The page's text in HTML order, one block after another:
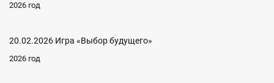
2026 год
20.02.2026 Игра «Выбор будущего»
2026 год